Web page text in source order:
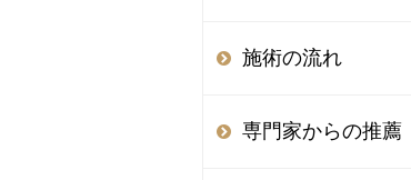
施術の流れ
専門家からの推薦